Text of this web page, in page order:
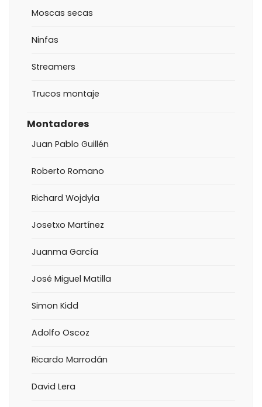
Moscas secas
Ninfas
Streamers
Trucos montaje
Montadores
Juan Pablo Guillén
Roberto Romano
Richard Wojdyla
Josetxo Martínez
Juanma García
José Miguel Matilla
Simon Kidd
Adolfo Oscoz
Ricardo Marrodán
David Lera